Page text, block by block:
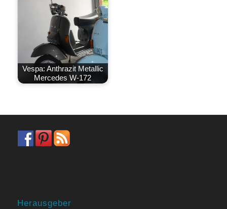
Vespa: Anthrazit Metallic
Mercedes W-172
Herausgeber